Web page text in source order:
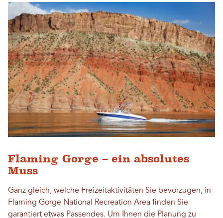
Flaming Gorge – ein absolutes
Muss
Ganz gleich, welche Freizeitaktivitäten Sie bevorzugen, in
Flaming Gorge National Recreation Area finden Sie
garantiert etwas Passendes. Um Ihnen die Planung zu